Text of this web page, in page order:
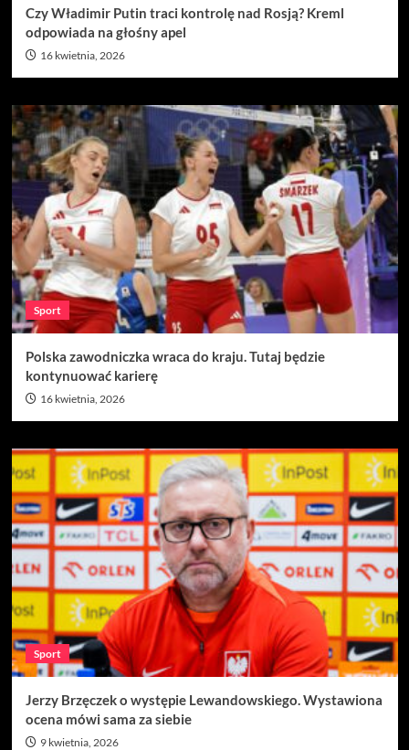
Czy Władimir Putin traci kontrolę nad Rosją? Kreml
odpowiada na głośny apel
16 kwietnia, 2026
Sport
Polska zawodniczka wraca do kraju. Tutaj będzie
kontynuować karierę
16 kwietnia, 2026
Sport
Jerzy Brzęczek o występie Lewandowskiego. Wystawiona
ocena mówi sama za siebie
9 kwietnia, 2026